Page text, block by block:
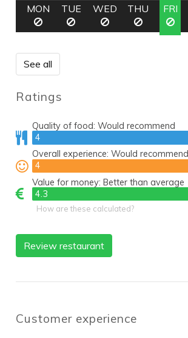
MON TUE WED THU FRI
See all
Ratings
Quality of food:Would recommend
4
4
Overall experience:Would recommend
4
4
Value for money:Better than average
4.3
4.3
How are these calculated?
Review restaurant
Customer experience